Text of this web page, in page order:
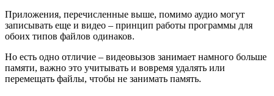
Приложения, перечисленные выше, помимо аудио могут
записывать еще и видео – принцип работы программы для
обоих типов файлов одинаков.
Но есть одно отличие – видеовызов занимает намного больше
памяти, важно это учитывать и вовремя удалять или
перемещать файлы, чтобы не занимать память.